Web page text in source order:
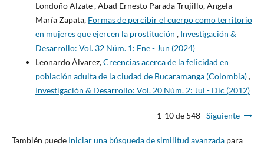
Londoño Alzate , Abad Ernesto Parada Trujillo, Angela
María Zapata, Formas de percibir el cuerpo como territorio
en mujeres que ejercen la prostitución , Investigación &
Desarrollo: Vol. 32 Núm. 1: Ene - Jun (2024)
Leonardo Álvarez,Creencias acerca de la felicidad en
población adulta de la ciudad de Bucaramanga (Colombia),
Investigación & Desarrollo: Vol. 20 Núm. 2: Jul - Dic (2012)
1-10 de 548 Siguiente
También puede Iniciar una búsqueda de similitud avanzadapara